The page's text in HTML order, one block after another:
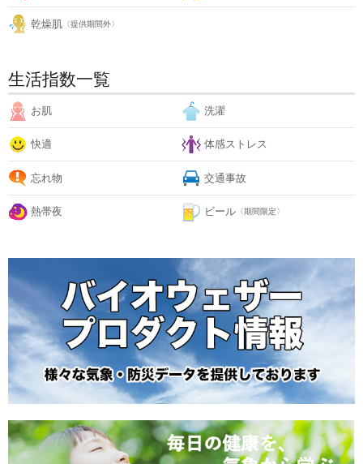
乾燥肌 〈提供期間外〉
生活指数一覧
お肌 洗濯
快適 体感ストレス
忘れ物 交通事故
熱帯夜 ビール 〈期間限定〉